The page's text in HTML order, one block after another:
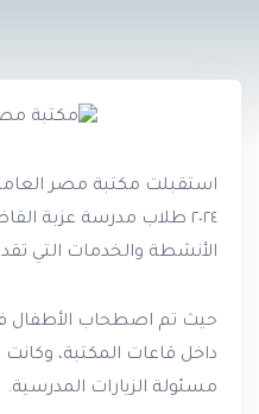
٢٠٢٤ طلاب مدرسة عزبة
الأنشطة والخدمات التي
حيث تم اصطحاب الأطفال
داخل قاعات المكتبة،
مسئولة الزيارات المدرسية.